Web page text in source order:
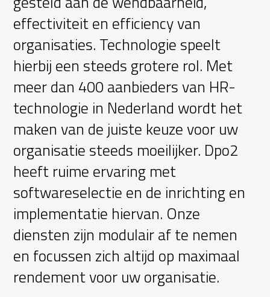
effectiviteit en efficiency van
organisaties. Technologie speelt
hierbij een steeds grotere rol. Met
meer dan 400 aanbieders van HR-
technologie in Nederland wordt het
maken van de juiste keuze voor uw
organisatie steeds moeilijker. Dpo2
heeft ruime ervaring met
softwareselectie en de inrichting en
implementatie hiervan. Onze
diensten zijn modulair af te nemen
en focussen zich altijd op maximaal
rendement voor uw organisatie.